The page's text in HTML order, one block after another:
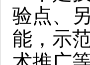
验点、
能，示